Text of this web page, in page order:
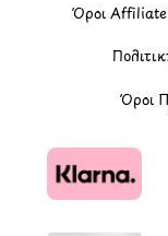
Όροι
Όροι